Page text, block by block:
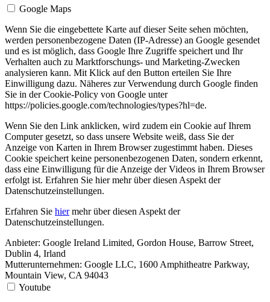
Google Maps
Wenn Sie die eingebettete Karte auf dieser Seite sehen möchten,
werden personenbezogene Daten (IP-Adresse) an Google gesendet
und es ist möglich, dass Google Ihre Zugriffe speichert und Ihr
Verhalten auch zu Marktforschungs- und Marketing-Zwecken
analysieren kann. Mit Klick auf den Button erteilen Sie Ihre
Einwilligung dazu. Näheres zur Verwendung durch Google finden
Sie in der Cookie-Policy von Google unter
https://policies.google.com/technologies/types?hl=de.
Wenn Sie den Link anklicken, wird zudem ein Cookie auf Ihrem
Computer gesetzt, so dass unsere Website weiß, dass Sie der
Anzeige von Karten in Ihrem Browser zugestimmt haben. Dieses
Cookie speichert keine personenbezogenen Daten, sondern erkennt,
dass eine Einwilligung für die Anzeige der Videos in Ihrem Browser
erfolgt ist. Erfahren Sie hier mehr über diesen Aspekt der
Datenschutzeinstellungen.
Erfahren Sie hiermehr über diesen Aspekt der
Datenschutzeinstellungen.
Anbieter: Google Ireland Limited, Gordon House, Barrow Street,
Dublin 4, Irland
Mutterunternehmen: Google LLC, 1600 Amphitheatre Parkway,
Mountain View, CA 94043
Youtube